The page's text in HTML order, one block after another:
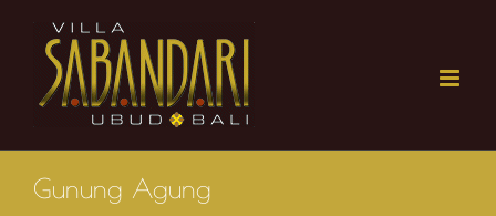
inhoud
Gunung Agung